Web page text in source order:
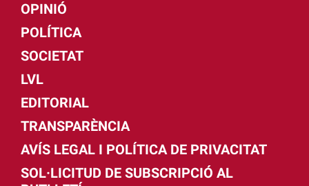
OPINIÓ
POLÍTICA
SOCIETAT
LVL
EDITORIAL
TRANSPARÈNCIA
AVÍS LEGAL I POLÍTICA DE PRIVACITAT
SOL·LICITUD DE SUBSCRIPCIÓ AL